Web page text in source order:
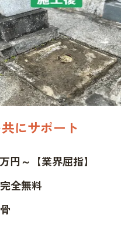
にサポート
円～【業界屈指】
全無料